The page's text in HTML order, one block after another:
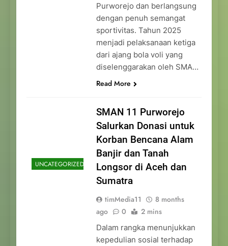
Purworejo dan berlangsung
dengan penuh semangat
sportivitas. Tahun 2025
menjadi pelaksanaan ketiga
dari ajang bola voli yang
diselenggarakan oleh SMA…
Read More
UNCATEGORIZED
SMAN 11 Purworejo
Salurkan Donasi untuk
Korban Bencana Alam
Banjir dan Tanah
Longsor di Aceh dan
Sumatra
timMedia11
8 months
ago
0 2 mins
Dalam rangka menunjukkan
kepedulian sosial terhadap